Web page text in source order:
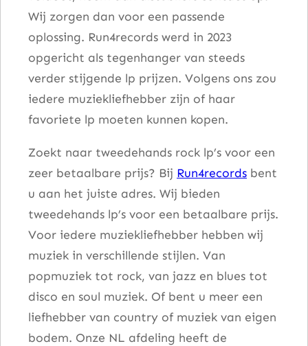
Wij zorgen dan voor een passende
oplossing. Run4records werd in 2023
opgericht als tegenhanger van steeds
verder stijgende lp prijzen. Volgens ons zou
iedere muziekliefhebber zijn of haar
favoriete lp moeten kunnen kopen.
Zoekt naar tweedehands rock lp’s voor een
zeer betaalbare prijs? Bij Run4records bent
u aan het juiste adres. Wij bieden
tweedehands lp’s voor een betaalbare prijs.
Voor iedere muziekliefhebber hebben wij
muziek in verschillende stijlen. Van
popmuziek tot rock, van jazz en blues tot
disco en soul muziek. Of bent u meer een
liefhebber van country of muziek van eigen
bodem. Onze NL afdeling heeft de